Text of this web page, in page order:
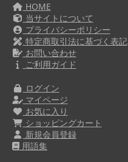
HOME
当サイトについて
プライバシーポリシー
特定商取引法に基づく表記
お問い合わせ
ご利用ガイド
ログイン
マイページ
お気に入り
ショッピングカート
新規会員登録
用語集